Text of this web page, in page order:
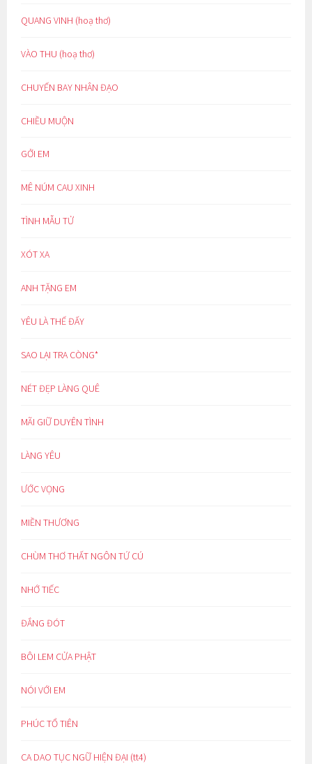
QUANG VINH (hoạ thơ)
VÀO THU (hoạ thơ)
CHUYẾN BAY NHÂN ĐẠO
CHIỀU MUỘN
GỞI EM
MÊ NÚM CAU XINH
TÌNH MẪU TỬ
XÓT XA
ANH TẶNG EM
YÊU LÀ THẾ ĐẤY
SAO LẠI TRA CÒNG*
NÉT ĐẸP LÀNG QUÊ
MÃI GIỮ DUYÊN TÌNH
LÀNG YÊU
ƯỚC VỌNG
MIỀN THƯƠNG
CHÙM THƠ THẤT NGÔN TỨ CÚ
NHỚ TIẾC
ĐẮNG ĐÓT
BÔI LEM CỬA PHẬT
NÓI VỚI EM
PHÚC TỔ TIÊN
CA DAO TỤC NGỮ HIỆN ĐẠI (tt4)